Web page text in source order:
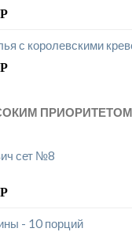
Р
с королевскими
Р
ПРИОРИТЕТОМ
сет №8
Р
- 10 порций